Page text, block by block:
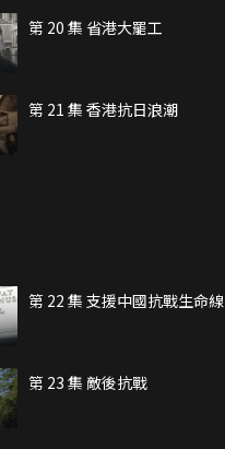
第 20 集 省港大罷工
第 21 集 香港抗日浪潮
第 22 集 支援中國抗戰生命線
第 23 集 敵後抗戰